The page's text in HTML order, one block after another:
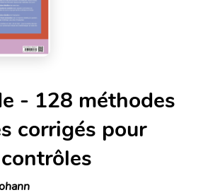
- 128 méthodes
corrigés pour